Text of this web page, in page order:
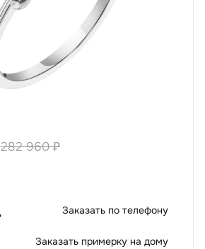
282 960₽
Заказать по телефону
Заказать примерку на дому